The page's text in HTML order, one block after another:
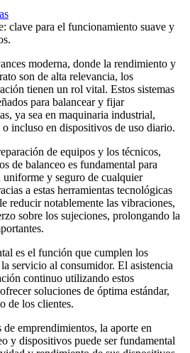
clave para el funcionamiento suave y
moderna, donde la rendimiento y
son de alta relevancia, los
tienen un rol vital. Estos sistemas
para balancear y fijar
ya sea en maquinaria industrial,
incluso en dispositivos de uso diario.
de equipos y los técnicos,
de balanceo es fundamental para
uniforme y seguro de cualquier
a estas herramientas tecnológicas
reducir notablemente las vibraciones,
sobre los sujeciones, prolongando la
es el función que cumplen los
la servicio al consumidor. El asistencia
continuo utilizando estos
soluciones de óptima estándar,
de los clientes.
de emprendimientos, la aporte en
y dispositivos puede ser fundamental